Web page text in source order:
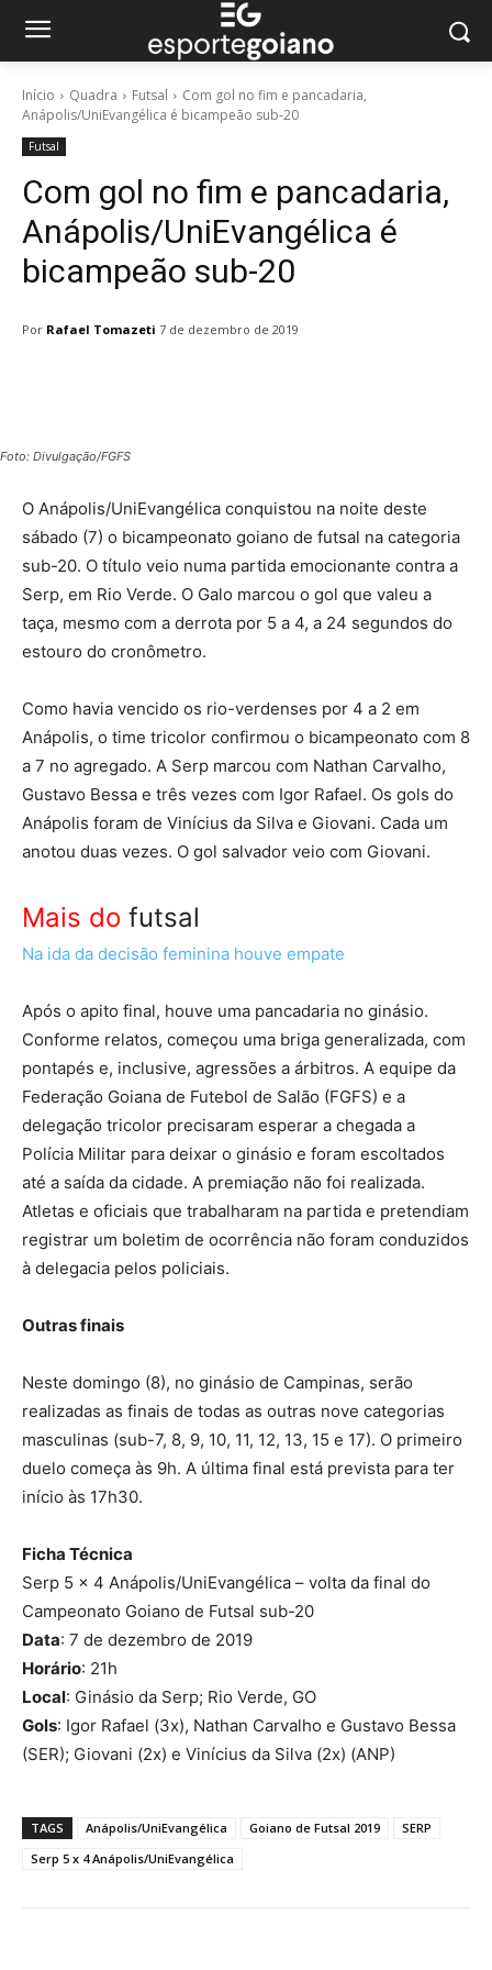
Início Quadra Futsal
Com gol no fim e pancadaria,
Anápolis/UniEvangélica é bicampeão sub-20
Futsal
Com gol no fim e pancadaria,
Anápolis/UniEvangélica é
bicampeão sub-20
Por Rafael Tomazeti 7 de dezembro de 2019
Foto: Divulgação/FGFS
O Anápolis/UniEvangélica conquistou na noite deste
sábado (7) o bicampeonato goiano de futsal na categoria
sub-20. O título veio numa partida emocionante contra a
Serp, em Rio Verde. O Galo marcou o gol que valeu a
taça, mesmo com a derrota por 5 a 4, a 24 segundos do
estouro do cronômetro.
Como havia vencido os rio-verdenses por 4 a 2 em
Anápolis, o time tricolor confirmou o bicampeonato com 8
a 7 no agregado. A Serp marcou com Nathan Carvalho,
Gustavo Bessa e três vezes com Igor Rafael. Os gols do
Anápolis foram de Vinícius da Silva e Giovani. Cada um
anotou duas vezes. O gol salvador veio com Giovani.
Mais do futsal
Na ida da decisão feminina houve empate
Após o apito final, houve uma pancadaria no ginásio.
Conforme relatos, começou uma briga generalizada, com
pontapés e, inclusive, agressões a árbitros. A equipe da
Federação Goiana de Futebol de Salão (FGFS) e a
delegação tricolor precisaram esperar a chegada a
Polícia Militar para deixar o ginásio e foram escoltados
até a saída da cidade. A premiação não foi realizada.
Atletas e oficiais que trabalharam na partida e pretendiam
registrar um boletim de ocorrência não foram conduzidos
à delegacia pelos policiais.
Outras finais
Neste domingo (8), no ginásio de Campinas, serão
realizadas as finais de todas as outras nove categorias
masculinas (sub-7, 8, 9, 10, 11, 12, 13, 15 e 17). O primeiro
duelo começa às 9h. A última final está prevista para ter
início às 17h30.
Ficha Técnica
Serp 5 x 4 Anápolis/UniEvangélica – volta da final do
Campeonato Goiano de Futsal sub-20
Data: 7 de dezembro de 2019
Horário: 21h
Local: Ginásio da Serp; Rio Verde, GO
Gols: Igor Rafael (3x), Nathan Carvalho e Gustavo Bessa
(SER); Giovani (2x) e Vinícius da Silva (2x) (ANP)
TAGS Anápolis/UniEvangélica Goiano de Futsal 2019
SERP
Serp 5 x 4 Anápolis/UniEvangélica